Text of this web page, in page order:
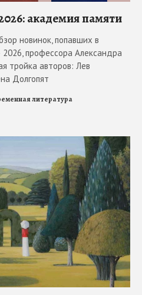
академия памяти
новинок, попавших в
профессора Александра
тройка авторов: Лев
Долгопят
литература